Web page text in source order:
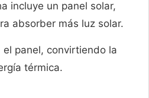
incluye un panel solar,
absorber más luz solar.
panel, convirtiendo la
térmica.